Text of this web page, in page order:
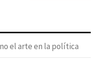
el arte en la política